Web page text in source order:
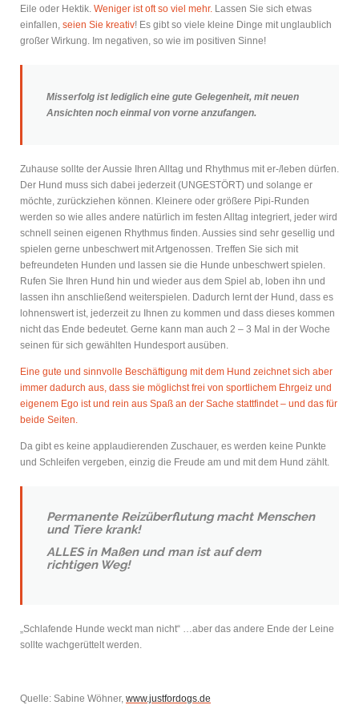
Eile oder Hektik. Weniger ist oft so viel mehr. Lassen Sie sich etwas
einfallen, seien Sie kreativ! Es gibt so viele kleine Dinge mit unglaublich
großer Wirkung. Im negativen, so wie im positiven Sinne!
Misserfolg ist lediglich eine gute Gelegenheit, mit neuen
Ansichten noch einmal von vorne anzufangen.
Zuhause sollte der Aussie Ihren Alltag und Rhythmus mit er-/leben dürfen.
Der Hund muss sich dabei jederzeit (UNGESTÖRT) und solange er
möchte, zurückziehen können. Kleinere oder größere Pipi-Runden
werden so wie alles andere natürlich im festen Alltag integriert, jeder wird
schnell seinen eigenen Rhythmus finden. Aussies sind sehr gesellig und
spielen gerne unbeschwert mit Artgenossen. Treffen Sie sich mit
befreundeten Hunden und lassen sie die Hunde unbeschwert spielen.
Rufen Sie Ihren Hund hin und wieder aus dem Spiel ab, loben ihn und
lassen ihn anschließend weiterspielen. Dadurch lernt der Hund, dass es
lohnenswert ist, jederzeit zu Ihnen zu kommen und dass dieses kommen
nicht das Ende bedeutet. Gerne kann man auch 2 – 3 Mal in der Woche
seinen für sich gewählten Hundesport ausüben.
Eine gute und sinnvolle Beschäftigung mit dem Hund zeichnet sich aber
immer dadurch aus, dass sie möglichst frei von sportlichem Ehrgeiz und
eigenem Ego ist und rein aus Spaß an der Sache stattfindet – und das für
beide Seiten.
Da gibt es keine applaudierenden Zuschauer, es werden keine Punkte
und Schleifen vergeben, einzig die Freude am und mit dem Hund zählt.
Permanente Reizüberflutung macht Menschen
und Tiere krank!
ALLES in Maßen und man ist auf dem
richtigen Weg!
„Schlafende Hunde weckt man nicht“ …aber das andere Ende der Leine
sollte wachgerüttelt werden.
Quelle: Sabine Wöhner, www.justfordogs.de